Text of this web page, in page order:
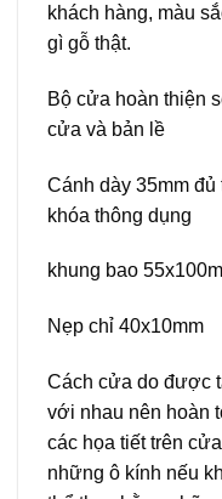
khách hàng, màu
gì gỗ thật.
Bộ cửa hoàn thiện
cửa và bản lề
Cánh dày 35mm
khóa thông dụng
khung bao
Nẹp chỉ 40x10mm
Cách cửa do được
với nhau nên hoàn
các họa tiết trên
những ô kính nếu